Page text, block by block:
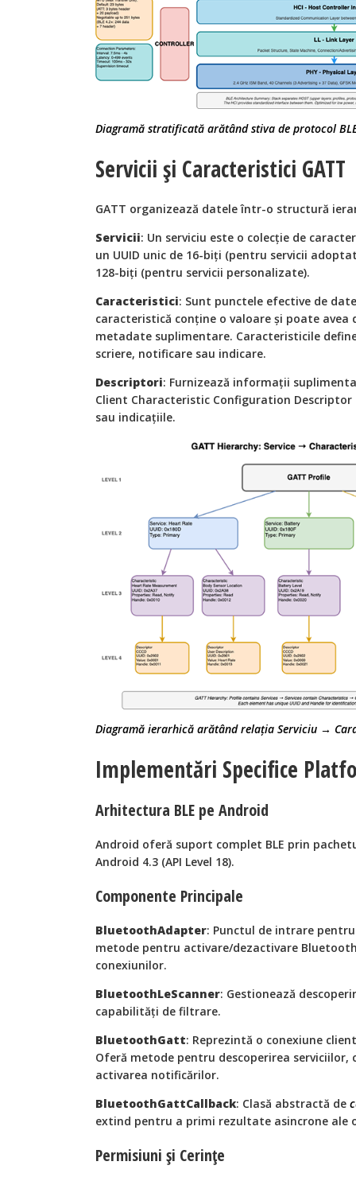
Diagramă stratificată arătând stiva de protocol
Servicii și Caracteristici GATT
GATT organizează datele într-o structură
Servicii: Un serviciu este o colecție de
un UUID unic de 16-biți (pentru servicii
128-biți (pentru servicii personalizate).
Caracteristici: Sunt punctele efective de
caracteristică conține o valoare și poate
metadate suplimentare. Caracteristicile
scriere, notificare sau indicare.
Descriptori: Furnizează informații
Client Characteristic Configuration Descriptor
sau indicațiile.
Diagramă ierarhică arătând relația Serviciu →
Implementări Specifice
Arhitectura BLE pe Android
Android oferă suport complet BLE prin
Android 4.3 (API Level 18).
Componente Principale
BluetoothAdapter: Punctul de intrare
metode pentru activare/dezactivare
conexiunilor.
BluetoothLeScanner: Gestionează
capabilități de filtrare.
BluetoothGatt: Reprezintă o conexiune
Oferă metode pentru descoperirea
activarea notificărilor.
BluetoothGattCallback: Clasă abstractă de
extind pentru a primi rezultate asincrone ale
Permisiuni și Cerințe